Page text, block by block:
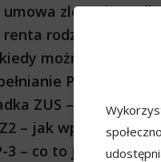
umowa zlecenie
renta rodzinna
można składać
PIT-2A – krok
ZUS – ile wynosi
– jak wpisać
3 – co to jest i jakie